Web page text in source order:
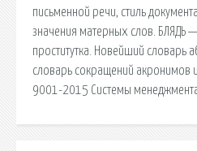
письменной речи, стиль
значения матерных слов. БЛЯДЬ
проститутка. Новейший словарь
словарь сокращений акронимов
9001-2015 Системы менеджмента